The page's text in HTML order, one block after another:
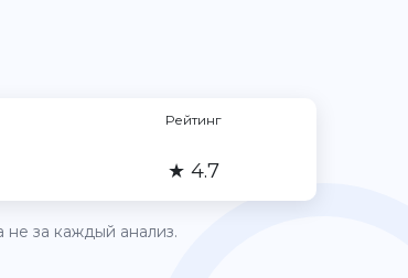
Рейтинг
★ 4.7
не за каждый анализ.